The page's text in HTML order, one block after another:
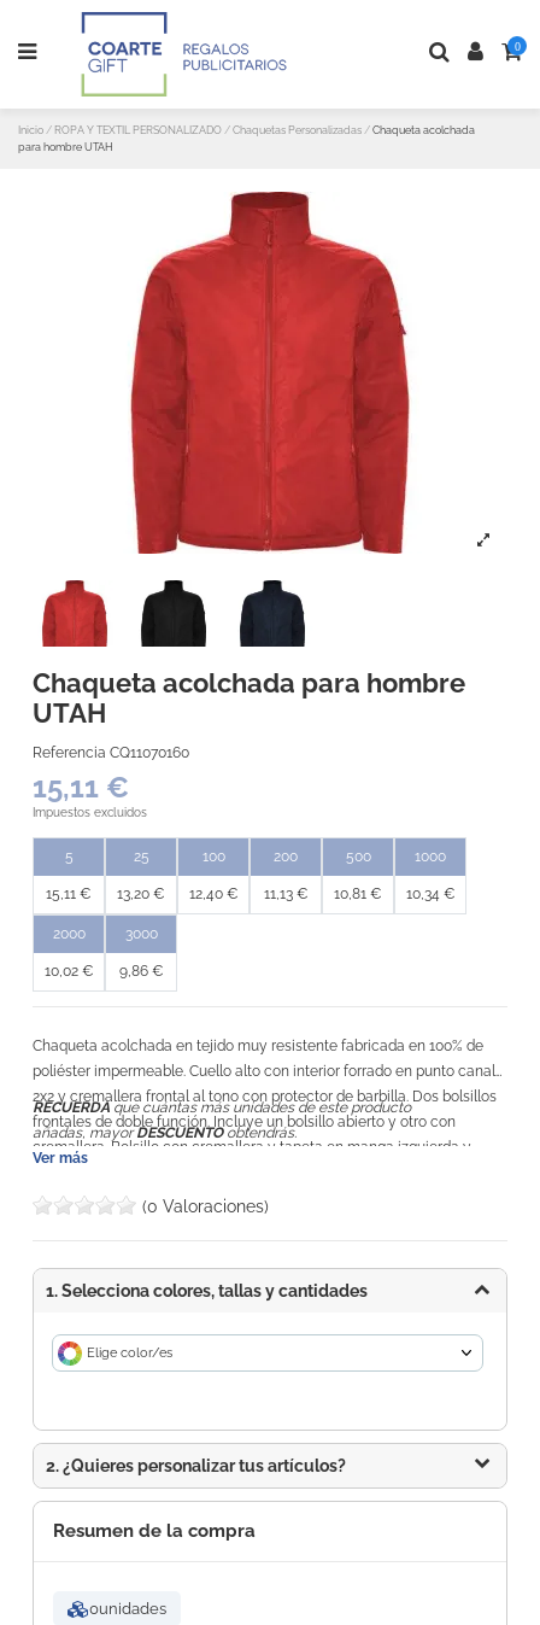
0
Inicio ROPA Y TEXTIL PERSONALIZADO Chaquetas Personalizadas
Chaqueta acolchada
para hombre UTAH
Chaqueta acolchada para hombre
UTAH
Referencia CQ11070160
15,11 €
Impuestos excluidos
5
15,11 €
25
13,20 €
100
12,40 €
200
11,13 €
500
10,81 €
1000
10,34 €
2000
10,02 €
3000
9,86 €
Chaqueta acolchada en tejido muy resistente fabricada en 100% de
poliéster impermeable. Cuello alto con interior forrado en punto canalé
2x2 y cremallera frontal al tono con protector de barbilla. Dos bolsillos
frontales de doble función. Incluye un bolsillo abierto y otro con
cremallera. Bolsillo con cremallera y tapeta en manga izquierda y
elástico en el interior del bajo. Modelo impermeable y a prueba de
RECUERDA que cuántas más unidades de este producto
añadas, mayorDESCUENTOobtendrás.
Ver más
(0 Valoraciones)
1. Selecciona colores, tallas y cantidades
Elige color/es
2. ¿Quieres personalizar tus artículos?
Resumen de la compra
0unidades